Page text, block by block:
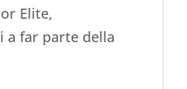
Elite,
far parte della